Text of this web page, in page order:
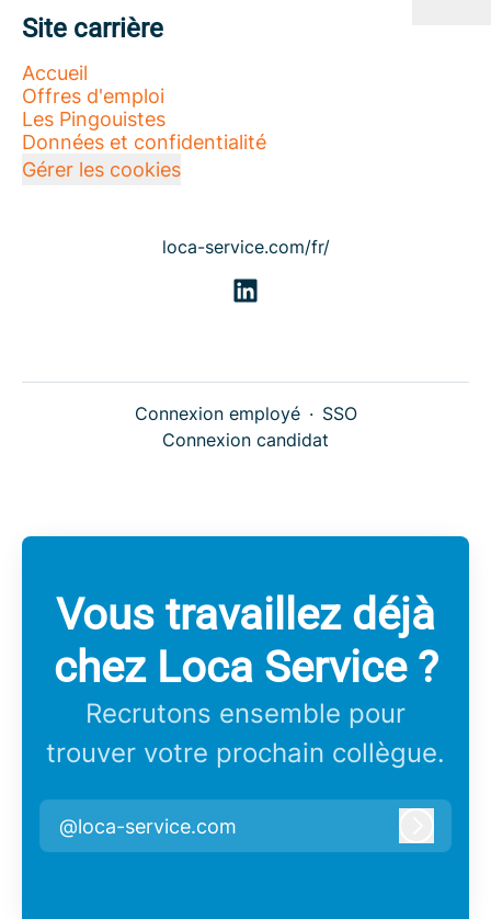
Site carrière
Accueil
Offres d'emploi
Les Pingouistes
Données et confidentialité
Gérer les cookies
loca-service.com/fr/
Connexion employé · SSO
Connexion candidat
Vous travaillez déjà
chez Loca Service ?
Recrutons ensemble pour
trouver votre prochain collègue.
@loca-service.com